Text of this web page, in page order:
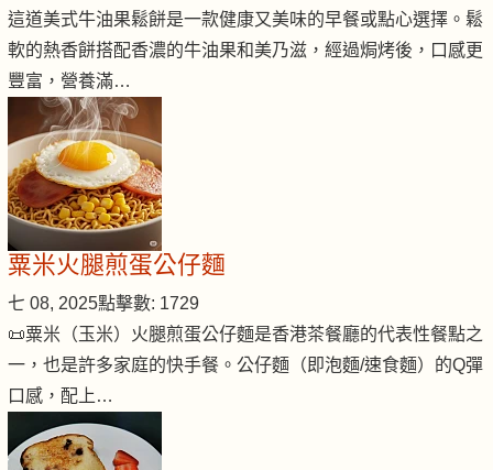
這道美式牛油果鬆餅是一款健康又美味的早餐或點心選擇。鬆
軟的熱香餅搭配香濃的牛油果和美乃滋，經過焗烤後，口感更
豐富，營養滿…
粟米火腿煎蛋公仔麵
七 08, 2025點擊數: 1729
📜粟米（玉米）火腿煎蛋公仔麵是香港茶餐廳的代表性餐點之
一，也是許多家庭的快手餐。公仔麵（即泡麵/速食麵）的Q彈
口感，配上…